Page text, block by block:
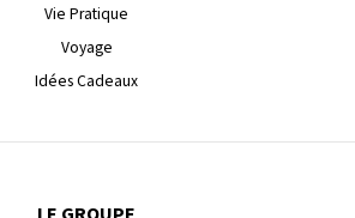
Vie Pratique
Voyage
Idées Cadeaux